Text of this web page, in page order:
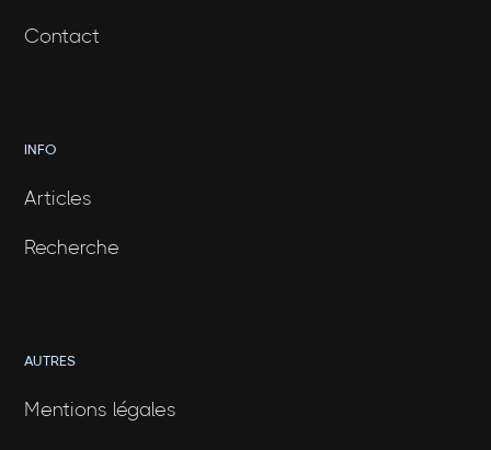
Contact
INFO
Articles
Recherche
AUTRES
Mentions légales